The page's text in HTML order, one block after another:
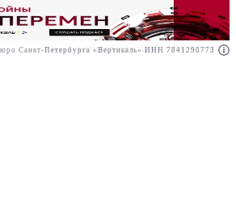
РекламаАО"ПРАВО.РУ" ИНН: 7708095468
Санкт-Петербурга «Вертикаль» ИНН 7841290773